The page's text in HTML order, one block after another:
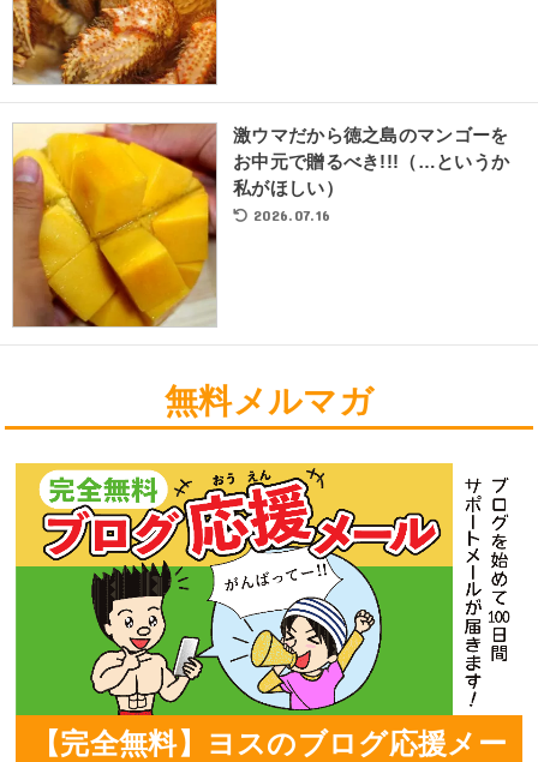
激ウマだから徳之島のマンゴーを
お中元で贈るべき!!!（…というか
私がほしい）
2026.07.16
無料メルマガ
【完全無料】ヨスのブログ応援メー